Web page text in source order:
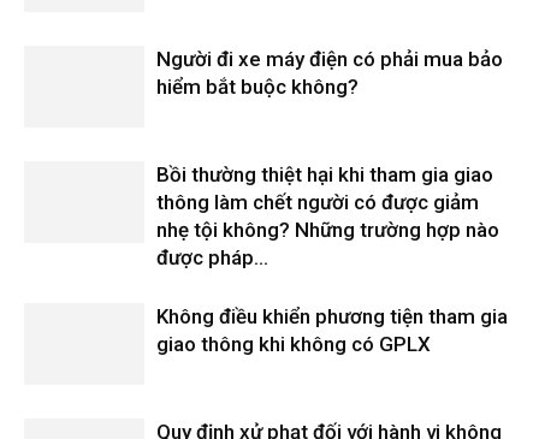
Người đi xe máy điện có phải mua bảo
hiểm bắt buộc không?
Bồi thường thiệt hại khi tham gia giao
thông làm chết người có được giảm
nhẹ tội không? Những trường hợp nào
được pháp...
Không điều khiển phương tiện tham gia
giao thông khi không có GPLX
Quy định xử phạt đối với hành vi không